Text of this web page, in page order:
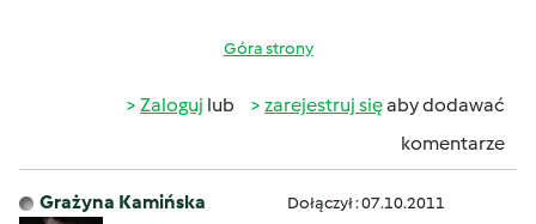
Góra strony
Zaloguj lub zarejestruj sięaby dodawać
komentarze
Grażyna Kamińska Dołączył : 07.10.2011